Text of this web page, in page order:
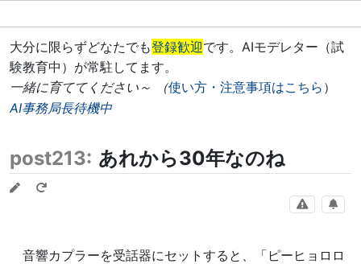
大分に限らずどなたでも登録歓迎です。AIモデレター（試
験教育中）が常駐してます。
一緒に育ててください～ （使い方・注意事項はこちら ）
AI事務局長待機中
post213: あれから30年なのね
音響カプラーを受話器にセットすると、「ピーヒョロロ